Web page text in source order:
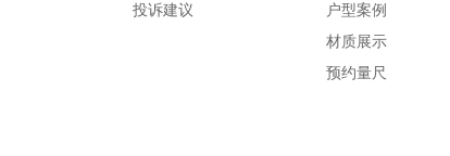
投诉建议
户型案例
材质展示
预约量尺